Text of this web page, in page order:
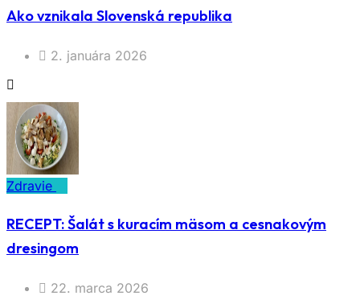
Ako vznikala Slovenská republika
2. januára 2026
Zdravie
RECEPT: Šalát s kuracím mäsom a cesnakovým
dresingom
22. marca 2026